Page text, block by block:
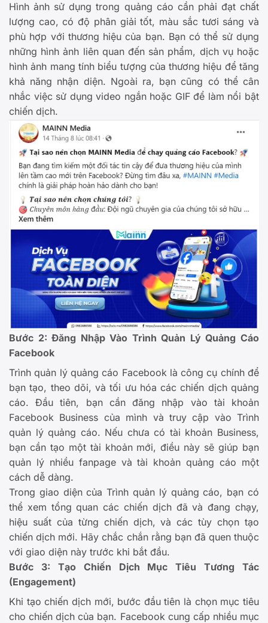
Hình ảnh sử dụng trong quảng cáo cần phải đạt chất
lượng cao, có độ phân giải tốt, màu sắc tươi sáng và
phù hợp với thương hiệu của bạn. Bạn có thể sử dụng
những hình ảnh liên quan đến sản phẩm, dịch vụ hoặc
hình ảnh mang tính biểu tượng của thương hiệu để tăng
khả năng nhận diện. Ngoài ra, bạn cũng có thể cân
nhắc việc sử dụng video ngắn hoặc GIF để làm nổi bật
chiến dịch.
Bước 2: Đăng Nhập Vào Trình Quản LýQuảng Cáo
Facebook
Trình quản lý quảng cáo Facebook là công cụ chính để
bạn tạo, theo dõi, và tối ưu hóa các chiến dịch quảng
cáo. Đầu tiên, bạn cần đăng nhập vào tài khoản
Facebook Business của mình và truy cập vào Trình
quản lý quảng cáo. Nếu chưa có tài khoản Business,
bạn cần tạo một tài khoản mới, điều này sẽ giúp bạn
quản lý nhiều fanpage và tài khoản quảng cáo một
cách dễ dàng.
Trong giao diện của Trình quản lý quảng cáo, bạn có
thể xem tổng quan các chiến dịch đã và đang chạy,
hiệu suất của từng chiến dịch, và các tùy chọn tạo
chiến dịch mới. Hãy chắc chắn rằng bạn đã quen thuộc
với giao diện này trước khi bắt đầu.
Bước 3: Tạo Chiến Dịch Mục Tiêu Tương Tác
(Engagement)
Khi tạo chiến dịch mới, bước đầu tiên là chọn mục tiêu
cho chiến dịch của bạn. Facebook cung cấp nhiều mục